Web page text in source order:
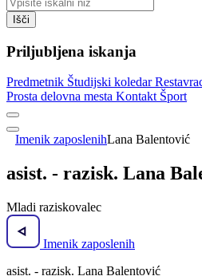
Išči
Priljubljena iskanja
Predmetnik Študijski koledar
Prosta delovna mesta Kontakt Šport
Imenik zaposlenihLana Balentović
asist. - razisk. Lana
Mladi raziskovalec
Imenik zaposlenih
asist. - razisk. Lana Balentović